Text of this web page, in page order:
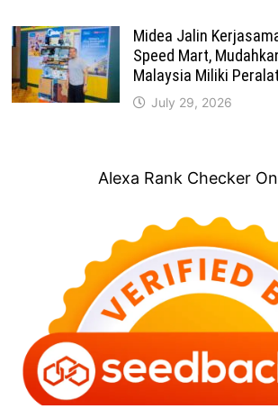
Midea Jalin
Speed Mart,
Malaysia Miliki
July 29, 2026
Alexa Rank Checker